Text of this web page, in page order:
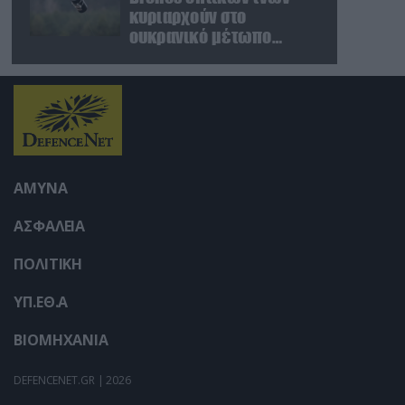
κυριαρχούν στο
ουκρανικό μέτωπο
ΑΜΥΝΑ
ΑΣΦΑΛΕΙΑ
ΠΟΛΙΤΙΚΗ
ΥΠ.ΕΘ.Α
ΒΙΟΜΗΧΑΝΙΑ
DEFENCENET.GR | 2026